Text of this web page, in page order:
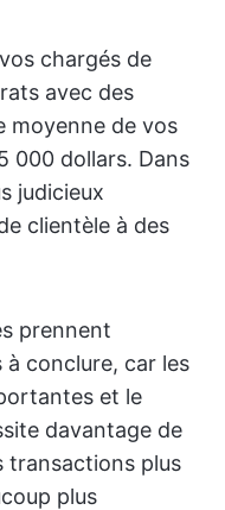
chargés de
avec des
moyenne de vos
000 dollars. Dans
judicieux
clientèle à des
prennent
conclure, car les
et le
davantage de
transactions plus
plus